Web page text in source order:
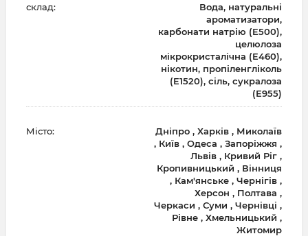
склад:
Вода, натуральні
ароматизатори,
карбонати натрію (E500),
целюлоза
мікрокристалічна (E460),
нікотин, пропіленгліколь
(E1520), сіль, сукралоза
(E955)
Місто:
Дніпро , Харків , Миколаїв
, Київ , Одеса , Запоріжжя ,
Львів , Кривий Ріг ,
Кропивницький , Вінниця
, Кам'янське , Чернігів ,
Херсон , Полтава ,
Черкаси , Суми , Чернівці ,
Рівне , Хмельницький ,
Житомир